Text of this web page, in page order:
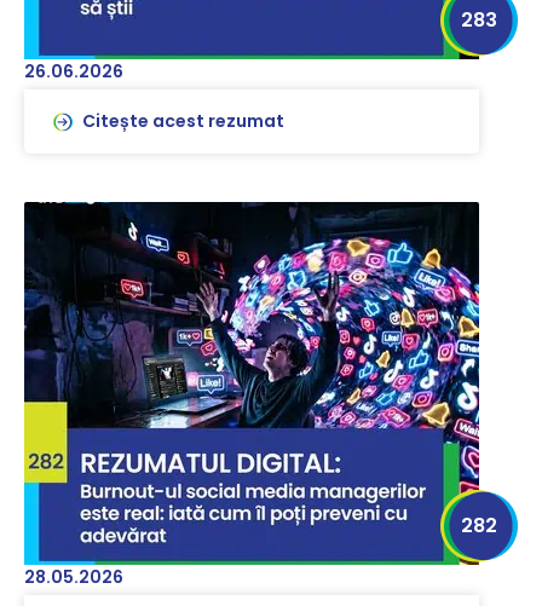
26.06.2026
283
Citește acest rezumat
28.05.2026
282